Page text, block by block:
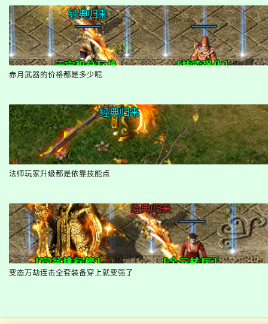
赤月武器的价格都是多少呢
法师玩家升级都是依靠技能点
变态万劫连击全套装备穿上就变强了